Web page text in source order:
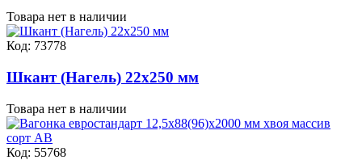
Товара нет в наличии
Код: 73778
Шкант (Нагель) 22х250 мм
Товара нет в наличии
Код: 55768